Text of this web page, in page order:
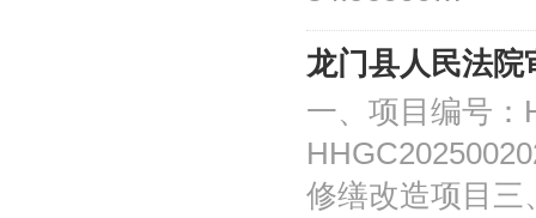
龙门县人民法
一、项目编号：
修缮改造项目三